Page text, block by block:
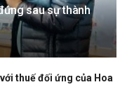
sau sự thành
thuế đối ứng của Hoa